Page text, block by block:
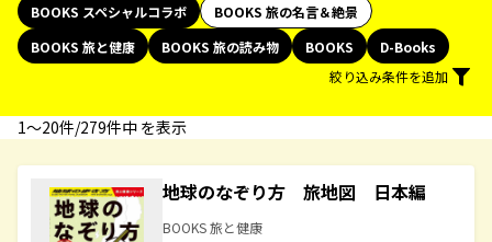
BOOKS スペシャルコラボ
BOOKS 旅の名言＆絶景
BOOKS 旅と健康
BOOKS 旅の読み物 BOOKS
D-Books
絞り込み条件を追加
1〜20件/279件中 を表示
地球のなぞり方 旅地図 日本編
BOOKS 旅と健康